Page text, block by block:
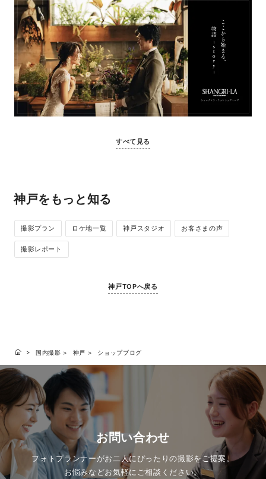
すべて見る
神戸をもっと知る
撮影プラン ロケ地一覧 神戸スタジオ お客さまの声
撮影レポート
神戸TOPへ戻る
国内撮影 神戸 ショップブログ
お問い合わせ
フォトプランナーがお二人にぴったりの撮影をご提案。
お悩みなどお気軽にご相談ください。